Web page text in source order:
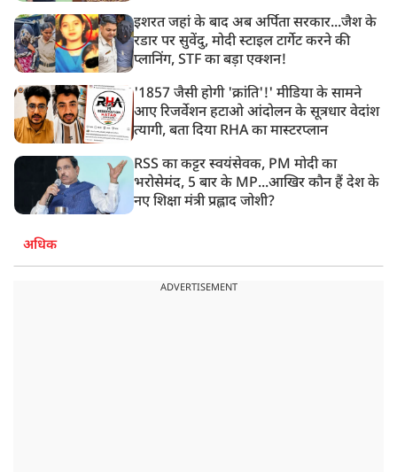
इशरत जहां के बाद अब अर्पिता सरकार...जैश के
रडार पर सुवेंदु, मोदी स्टाइल टार्गेट करने की
प्लानिंग, STF का बड़ा एक्शन!
'1857 जैसी होगी 'क्रांति'!' मीडिया के सामने
आए रिजर्वेशन हटाओ आंदोलन के सूत्रधार वेदांश
त्यागी, बता दिया RHA का मास्टरप्लान
RSS का कट्टर स्वयंसेवक, PM मोदी का
भरोसेमंद, 5 बार के MP...आखिर कौन हैं देश के
नए शिक्षा मंत्री प्रह्लाद जोशी?
अधिक
ADVERTISEMENT